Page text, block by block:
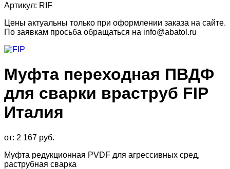
Артикул: RIF
Цены актуальны только при оформлении заказа на сайте.
По заявкам просьба обращаться на info@abatol.ru
Муфта переходная ПВДФ
для сварки враструб FIP
Италия
от: 2 167 руб.
Муфта редукционная PVDF для агрессивных сред,
раструбная сварка